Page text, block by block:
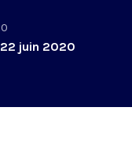
juin 2020